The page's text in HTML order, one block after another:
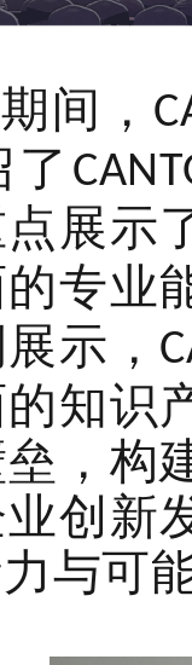
间，
展示
专业
示，
知识
，构
创新
与可